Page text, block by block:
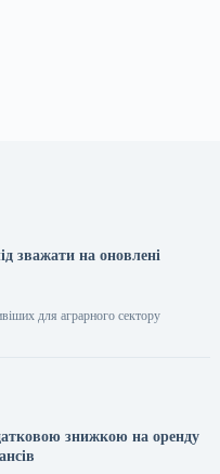
зважати на оновлені
для аграрного сектору
знижкою на оренду